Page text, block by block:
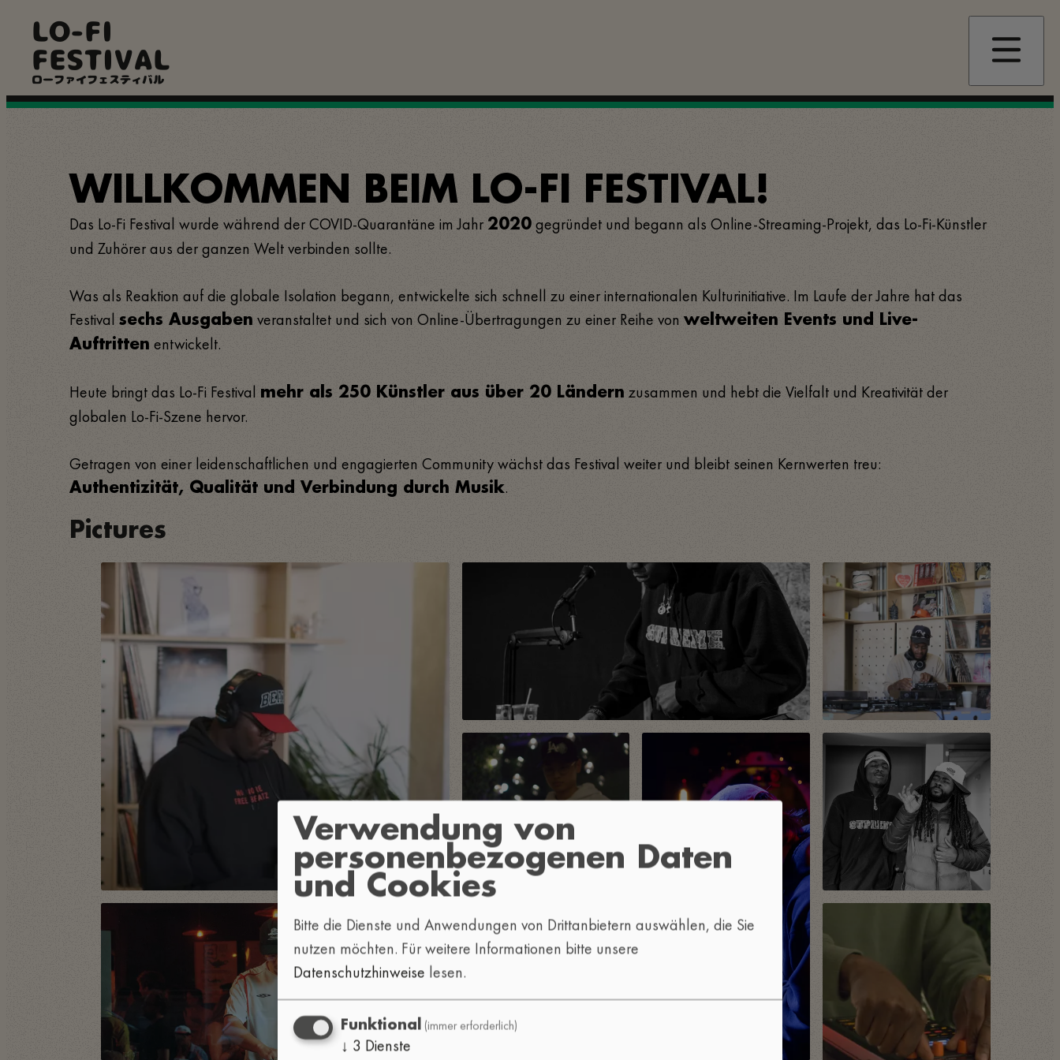
LO-FI
FESTIVAL
ローファイフェスティバル
WILLKOMMEN BEIM LO-FI FESTIVAL!
Das Lo-Fi Festival wurde während der COVID-Quarantäne im Jahr 2020 gegründet und begann als Online-Streaming-Projekt, das Lo-Fi-Künstler
und Zuhörer aus der ganzen Welt verbinden sollte.
Was als Reaktion auf die globale Isolation begann, entwickelte sich schnell zu einer internationalen Kulturinitiative. Im Laufe der Jahre hat das
Festival sechs Ausgaben veranstaltet und sich von Online-Übertragungen zu einer Reihe von weltweiten Events und Live-
Auftritten entwickelt.
Heute bringt das Lo-Fi Festival mehr als 250 Künstler aus über 20 Ländern zusammen und hebt die Vielfalt und Kreativität der
globalen Lo-Fi-Szene hervor.
Getragen von einer leidenschaftlichen und engagierten Community wächst das Festival weiter und bleibt seinen Kernwerten treu:
Authentizität, Qualität und Verbindung durch Musik.
Pictures
Verwendung von
personenbezogenen Daten
und Cookies
Bitte die Dienste und Anwendungen von Drittanbietern auswählen, die Sie
nutzen möchten. Für weitere Informationen bitte unsere
Datenschutzhinweise lesen.
Funktional (immer erforderlich)
↓ 3 Dienste